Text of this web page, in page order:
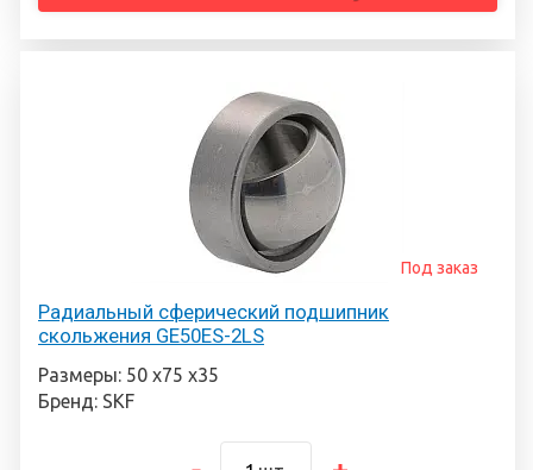
Радиальный сферический подшипник
скольжения GE50ES-2LS
Под заказ
Размеры: 50 х75 х35
Бренд: SKF